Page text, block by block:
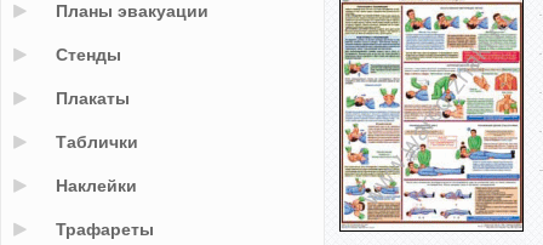
Планы эвакуации
Стенды
Плакаты
Таблички
Наклейки
Трафареты